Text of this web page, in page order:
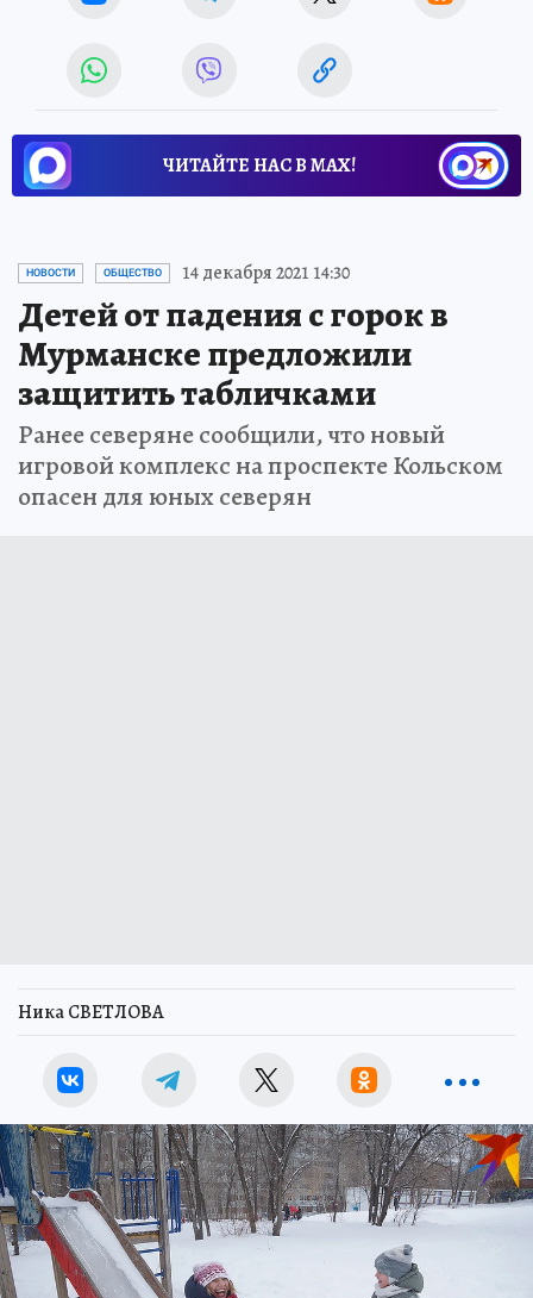
ЧИТАЙТЕ НАС В МАХ!
НОВОСТИ ОБЩЕСТВО 14 декабря 2021 14:30
Детей от падения с горок в
Мурманске предложили
защитить табличками
Ранее северяне сообщили, что новый
игровой комплекс на проспекте Кольском
опасен для юных северян
Ника СВЕТЛОВА